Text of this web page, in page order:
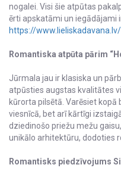
nogalei. Visi šie atpūtas
ērti apskatāmi un iegādājami
https://
Romantiska atpūta pārim
Jūrmala jau ir klasiska un
atpūsties augstas kvalitātes
kūrorta pilsētā. Varēsiet
viesnīcā, bet arī kārtīgi
dziedinošo priežu mežu
unikālo arhitektūru, dodoties
Romantisks piedzīvojums